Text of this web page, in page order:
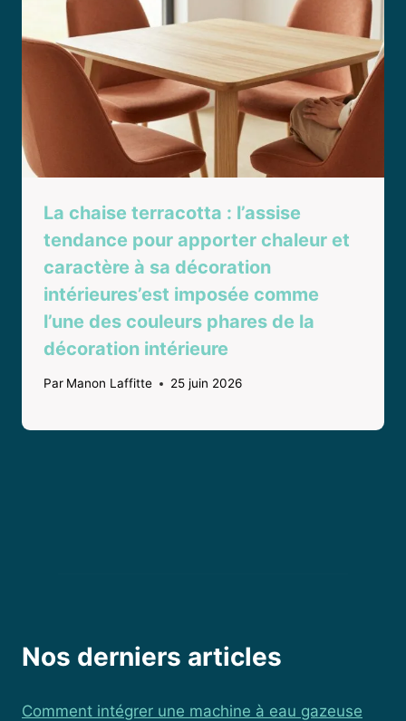
La chaise terracotta : l’assise
tendance pour apporter chaleur et
caractère à sa décoration
intérieures’est imposée comme
l’une des couleurs phares de la
décoration intérieure
Par Manon Laffitte 25 juin 2026
Nos derniers articles
Comment intégrer une machine à eau gazeuse